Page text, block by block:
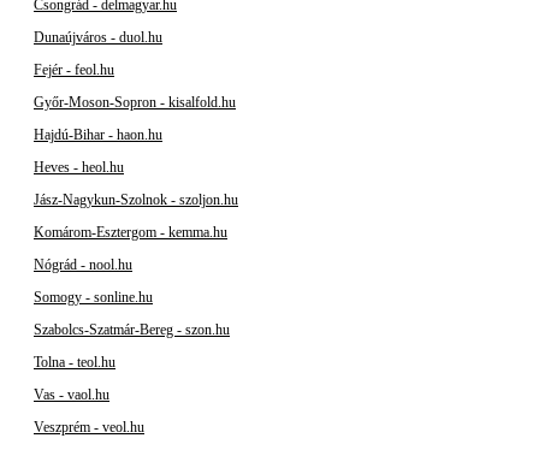
Csongrád - delmagyar.hu
Dunaújváros - duol.hu
Fejér - feol.hu
Győr-Moson-Sopron - kisalfold.hu
Hajdú-Bihar - haon.hu
Heves - heol.hu
Jász-Nagykun-Szolnok - szoljon.hu
Komárom-Esztergom - kemma.hu
Nógrád - nool.hu
Somogy - sonline.hu
Szabolcs-Szatmár-Bereg - szon.hu
Tolna - teol.hu
Vas - vaol.hu
Veszprém - veol.hu